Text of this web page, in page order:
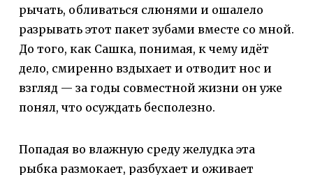
рычать, обливаться слюнями и ошалело
разрывать этот пакет зубами вместе со мной.
До того, как Сашка, понимая, к чему идёт
дело, смиренно вздыхает и отводит нос и
взгляд — за годы совместной жизни он уже
понял, что осуждать бесполезно.
Попадая во влажную среду желудка эта
рыбка размокает, разбухает и оживает